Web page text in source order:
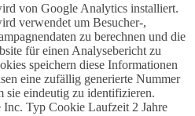
von Google Analytics installiert.
verwendet um Besucher-,
zu berechnen und die
für einen Analysebericht zu
speichern diese Informationen
eine zufällig generierte Nummer
sie eindeutig zu identifizieren.
Inc. Typ Cookie Laufzeit 2 Jahre